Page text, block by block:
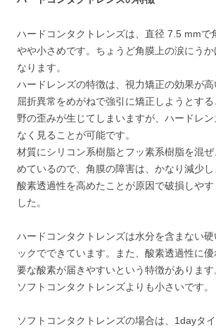
ハードコンタクトレンズは、直径 7.5 mmで
やや小さめです。ちょうど角膜上の涙にう
なります。
ハードレンズの特徴は、視力矯正の効果が
屈折異常をめがねで強引に矯正しようとす
野の歪みが生じてしまいますが、ハードレ
なく見ることが可能です。
材質にシリコン系樹脂とフッ素系樹脂を混
めているので、角膜の障害は、かなり減少し
酸素透過性を高めたことが原因で破損しやす
した。
ハードコンタクトレンズは水分を含まない
ックでできています。また、酸素透過性に
要な酸素が届きやすいという特徴がありま
ソフトコンタクトレンズよりも小さいです。
ソフトコンタクトレンズの場合は、1dayタ